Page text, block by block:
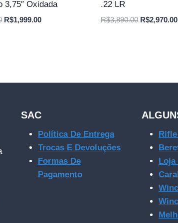
3,75″ Oxidada
O
R$1,999.00O
.22 LR
R$3,890.00 O
R$2,970.00
SAC
Política De Entrega
Trocas E Devoluções
Formas De
Pagamento
Loja